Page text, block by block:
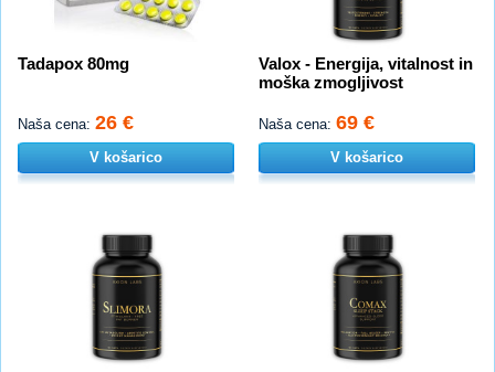
Tadapox 80mg
Naša cena: 26 €
V košarico
Valox - Energija, vitalnost in
moška zmogljivost
Naša cena: 69 €
V košarico